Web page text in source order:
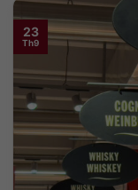
23
Th9